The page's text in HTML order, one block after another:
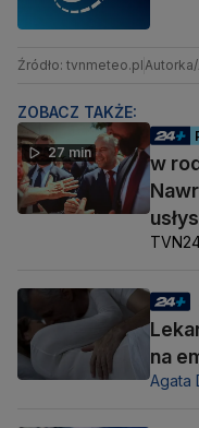
Źródło: tvnmeteo.pl
ZOBACZ TAKŻE:
27 min
w
na
Agata